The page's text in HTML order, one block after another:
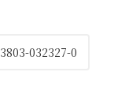
3803-032327-0